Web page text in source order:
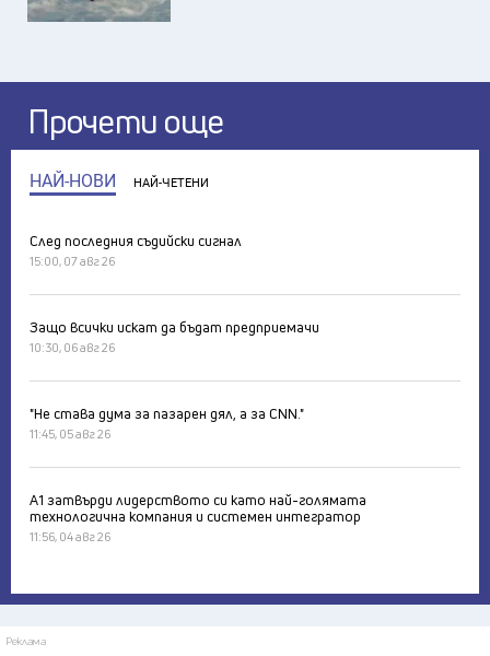
Прочети още
НАЙ-НОВИ НАЙ-ЧЕТЕНИ
След последния съдийски сигнал
15:00, 07 авг 26
Защо всички искат да бъдат предприемачи
10:30, 06 авг 26
"Не става дума за пазарен дял, а за CNN."
11:45, 05 авг 26
А1 затвърди лидерството си като най-голямата
технологична компания и системен интегратор
11:56, 04 авг 26
Реклама